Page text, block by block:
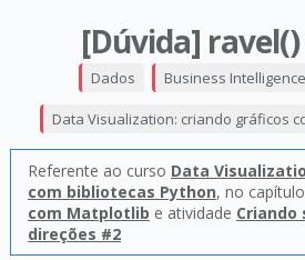
[Dúvida]
Dados Business
Data Visualization: criando gráficos
Referente ao curso Data
com bibliotecas Python, no capítulo
com Matplotlib e atividade Criando
direções #2